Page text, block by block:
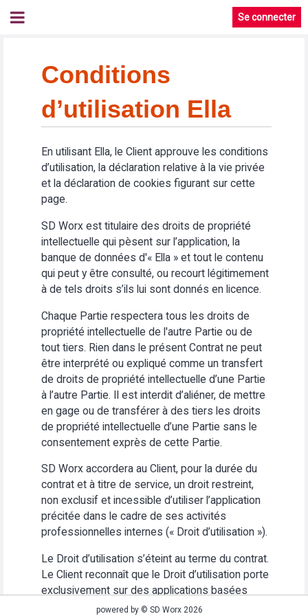
Se connecter
Conditions
d’utilisation Ella
En utilisant Ella, le Client approuve les conditions
d’utilisation, la déclaration relative à la vie privée
et la déclaration de cookies figurant sur cette
page.
SD Worx est titulaire des droits de propriété
intellectuelle qui pèsent sur l’application, la
banque de données d'« Ella » et tout le contenu
qui peut y être consulté, ou recourt légitimement
à de tels droits s’ils lui sont donnés en licence.
Chaque Partie respectera tous les droits de
propriété intellectuelle de l'autre Partie ou de
tout tiers. Rien dans le présent Contrat ne peut
être interprété ou expliqué comme un transfert
de droits de propriété intellectuelle d’une Partie
à l’autre Partie. Il est interdit d’aliéner, de mettre
en gage ou de transférer à des tiers les droits
de propriété intellectuelle d’une Partie sans le
consentement exprès de cette Partie.
SD Worx accordera au Client, pour la durée du
contrat et à titre de service, un droit restreint,
non exclusif et incessible d’utiliser l’application
précitée dans le cadre de ses activités
professionnelles internes (« Droit d’utilisation »).
Le Droit d’utilisation s’éteint au terme du contrat.
Le Client reconnaît que le Droit d’utilisation porte
exclusivement sur des applications basées
Web. Le Client s’abstiendra (i) d’utiliser
powered by © SD Worx 2026